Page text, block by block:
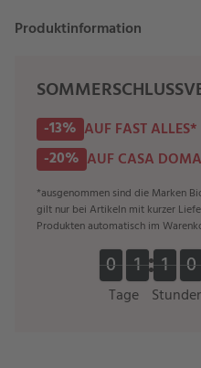
Produktinformation
-13% AUF FAST ALLES*
-20% AUF CASA
*ausgenommen sind die Marken
gilt nur bei Artikeln mit kurzer
Produkten automatisch im
Tage
0
0
0
0 1
1
1
1 1
1
1
1 0
0
0
0